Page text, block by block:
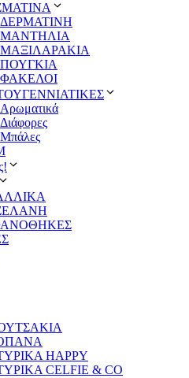
ΔΕΡΜΑΤΙΝΗ
ΜΑΝΤΗΛΙΑ
ΜΑΞΙΛΑΡΑΚΙΑ
ΠΟΥΓΚΙΑ
ΦΑΚΕΛΟΙ
Αρωματικά
Διάφορες
Μπάλες
HAPPY
CELFIE & CO